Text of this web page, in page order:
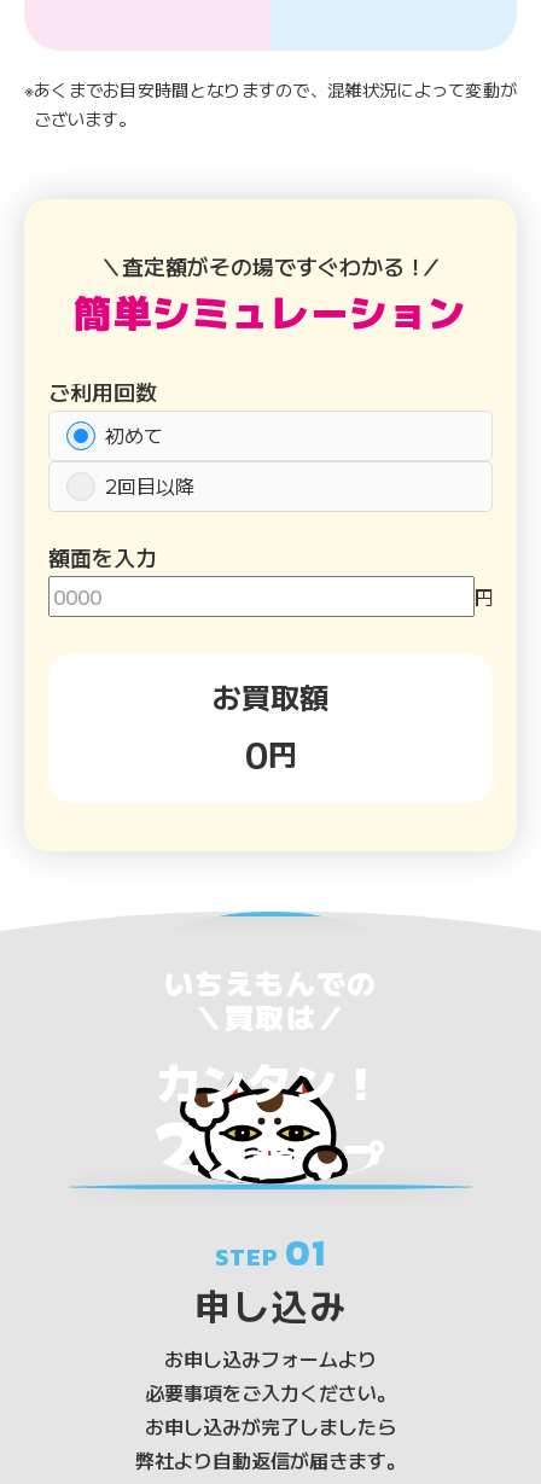
あくまでお目安時間となりますので、混雑状況によって変動が
ございます。
＼査定額がその場ですぐわかる ！／
簡単シミュレーション
ご利用回数
初めて
2回目以降
額面を入力
円
お買取額
0円
いちえもんでの
＼買取は／
カンタン ！
2ステップ
STEP 01
申し込み
お申し込みフォームより
必要事項をご入力ください。
お申し込みが完了しましたら
弊社より自動返信が届きます。